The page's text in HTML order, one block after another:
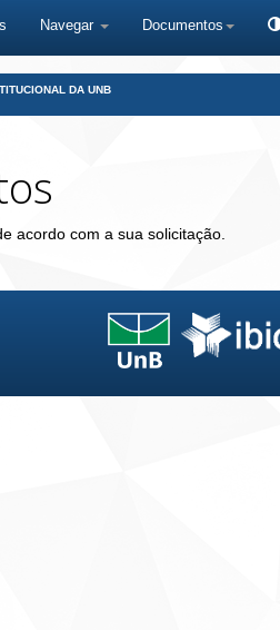
Navegar Documentos
DA UNB
acordo com a sua solicitação.